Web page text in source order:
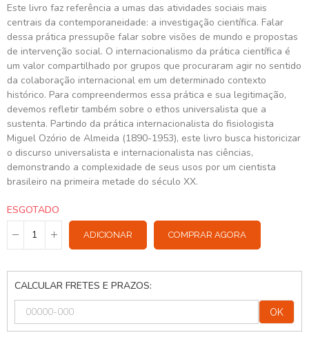
Este livro faz referência a umas das atividades sociais mais
centrais da contemporaneidade: a investigação científica. Falar
dessa prática pressupõe falar sobre visões de mundo e propostas
de intervenção social. O internacionalismo da prática científica é
um valor compartilhado por grupos que procuraram agir no sentido
da colaboração internacional em um determinado contexto
histórico. Para compreendermos essa prática e sua legitimação,
devemos refletir também sobre o ethos universalista que a
sustenta. Partindo da prática internacionalista do fisiologista
Miguel Ozório de Almeida (1890-1953), este livro busca historicizar
o discurso universalista e internacionalista nas ciências,
demonstrando a complexidade de seus usos por um cientista
brasileiro na primeira metade do século XX.
ESGOTADO
ADICIONAR COMPRAR AGORA
CALCULAR FRETES E PRAZOS:
OK